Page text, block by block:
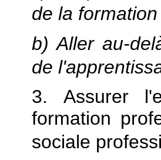
de la
b) Aller au-
de
3. Assurer
formation
sociale